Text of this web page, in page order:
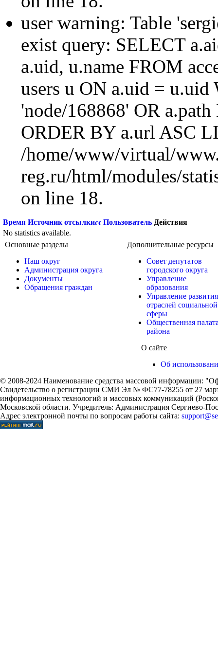
user warning: Table
exist query: SELECT
a.uid, u.name FROM
users u ON a.uid = u.uid
'node/168868' OR
ORDER BY a.url ASC
/home/www/virtual/
reg.ru/html/modules/
on line 18.
Время Источник отсылки Пользователь Действия
No statistics available.
Основные разделы
Наш округ
Администрация округа
Документы
Обращения граждан
Дополнительные ресурсы
Совет депутатов
городского округа
Управление
образования
Управление развития
отраслей социальной
сферы
Общественная
района
О сайте
Об
© 2008-2024 Наименование средства массовой информации:
Свидетельство о регистрации СМИ Эл № ФС77-78255 от 27
информационных технологий и массовых коммуникаций
Московской области. Учредитель: Администрация Сергиево-
Адрес электронной почты по вопросам работы сайта: